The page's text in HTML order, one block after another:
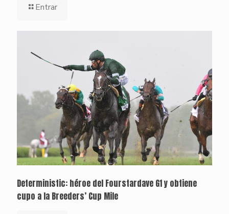
Entrar
Deterministic: héroe del Fourstardave G1 y obtiene
cupo a la Breeders’ Cup Mile